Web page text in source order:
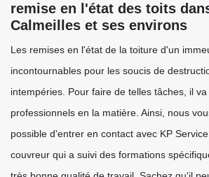
remise en l'état des toits
Calmeilles et ses environs
Les remises en l'état de la toiture d'un
incontournables pour les soucis de
intempéries. Pour faire de telles tâches, il
professionnels en la matière. Ainsi, nous
possible d'entrer en contact avec KP
couvreur qui a suivi des formations